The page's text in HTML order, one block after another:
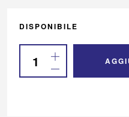
DISPONIBILE